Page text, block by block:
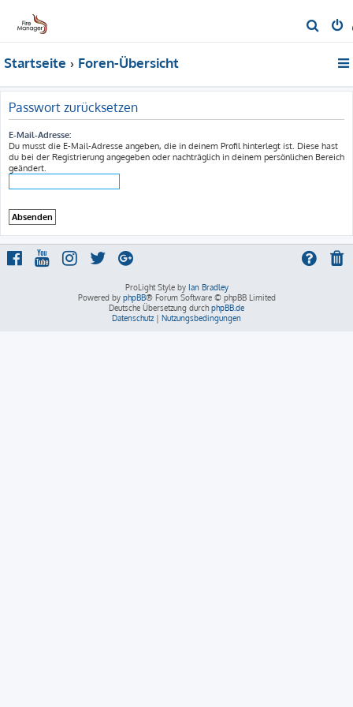
u
Startseite Foren-Übersicht
Passwort zurücksetzen
E-Mail-Adresse:
Du musst die E-Mail-Adresse angeben, die in deinem Profil hinterlegt ist. Diese hast
du bei der Registrierung angegeben oder nachträglich in deinem persönlichen Bereich
geändert.
ProLight Style by Ian Bradley
Powered by phpBB® Forum Software © phpBB Limited
Deutsche Übersetzung durch phpBB.de
Datenschutz | Nutzungsbedingungen